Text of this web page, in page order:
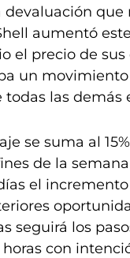
que
aumentó
el precio de
un movimiento
todas las demás
se suma al
de la
el incremento
seguirá los
con